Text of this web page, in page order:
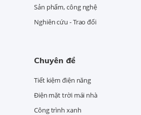
Sản phẩm, công nghệ
Nghiên cứu - Trao đổi
Chuyên đề
Tiết kiệm điện năng
Điện mặt trời mái nhà
Công trình xanh